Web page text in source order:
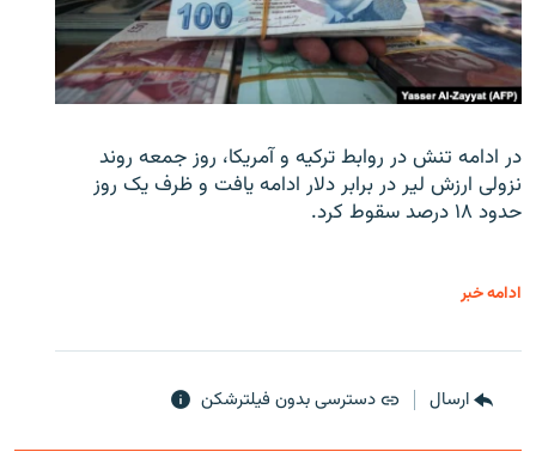
در ادامه تنش در روابط ترکیه و آمریکا، روز جمعه روند
نزولی ارزش لیر در برابر دلار ادامه یافت و ظرف یک روز
حدود ۱۸ درصد سقوط کرد.
ادامه خبر
ارسال دسترسی بدون فیلترشکن